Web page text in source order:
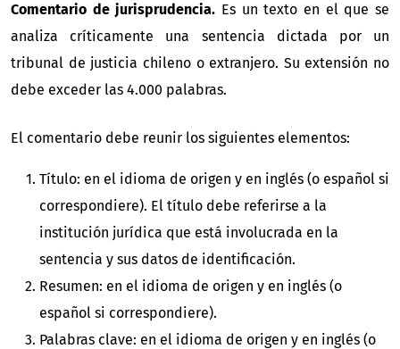
Comentario de jurisprudencia. Es un texto en el que se
analiza críticamente una sentencia dictada por un
tribunal de justicia chileno o extranjero. Su extensión no
debe exceder las 4.000 palabras.
El comentario debe reunir los siguientes elementos:
Título: en el idioma de origen y en inglés (o español si
correspondiere). El título debe referirse a la
institución jurídica que está involucrada en la
sentencia y sus datos de identificación.
Resumen: en el idioma de origen y en inglés (o
español si correspondiere).
Palabras clave: en el idioma de origen y en inglés (o